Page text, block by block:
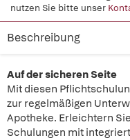
nutzen Sie bitte unser
Beschreibung
Auf der sicheren Seite
Mit diesen
zur regelmäßigen
Apotheke. Erleichtern
Schulungen mit